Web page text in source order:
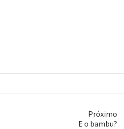
Próximo
E o bambu?